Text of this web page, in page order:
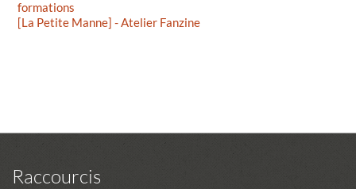
formations
[La Petite Manne] - Atelier Fanzine
Raccourcis